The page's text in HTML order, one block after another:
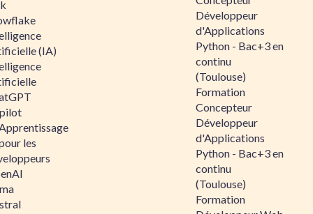
(IA)
les
Développeur
d'Applications
Python - Bac+3 en
continu
(Toulouse)
Formation
Concepteur
Développeur
d'Applications
Python - Bac+3 en
continu
(Toulouse)
Formation